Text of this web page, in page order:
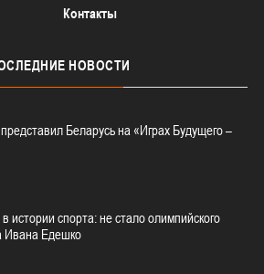
Контакты
НОВОСТИ
Беларусь на «Играх Будущего –
истории спорта: не стало олимпийского
Ивана Едешко